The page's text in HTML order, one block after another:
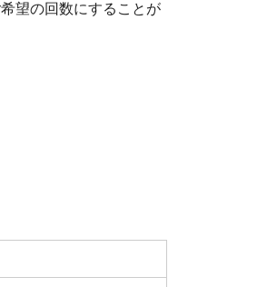
望の回数にすることが